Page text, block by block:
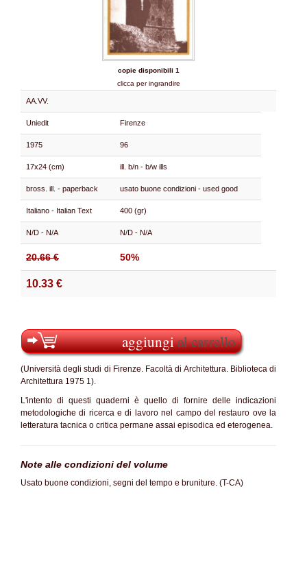
copie disponibili 1
clicca per ingrandire
AA.VV.
Uniedit Firenze
1975 96
17x24 (cm) ill. b/n - b/w ills
bross. ill. - paperback usato buone condizioni - used good
Italiano - Italian Text 400 (gr)
N/D - N/A N/D - N/A
20.66 € 50%
10.33 €
aggiungial carrello
(Università degli studi di Firenze. Facoltà di Architettura. Biblioteca di
Architettura 1975 1).
L'intento di questi quaderni è quello di fornire delle indicazioni
metodologiche di ricerca e di lavoro nel campo del restauro ove la
letteratura tacnica o critica permane assai episodica ed eterogenea.
Note alle condizioni del volume
Usato buone condizioni, segni del tempo e bruniture. (T-CA)